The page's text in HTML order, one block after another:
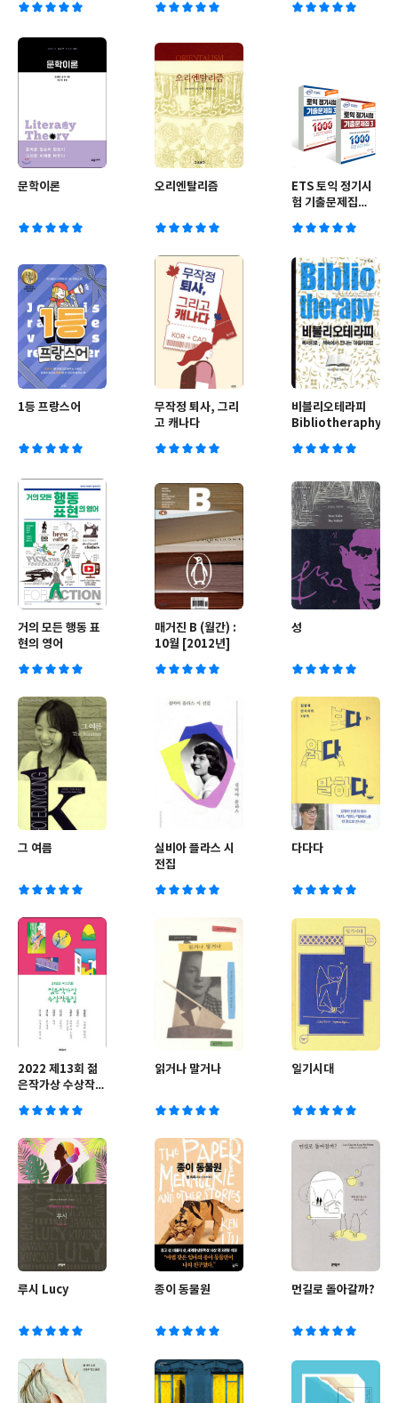
랭
문학이론 오리엔탈리즘
ETS 토익 정기시
험 기출문제집
READING 리딩
스닝
1등 프랑스어
무작정 퇴사, 그리
고 캐나다
비블리오테라피
Bibliotheraphy
거의 모든 행동 표
현의 영어
매거진 B (월간) :
10월 [2012년]
성
그 여름
실비아 플라스 시
전집
다다다
2022 제13회 젊
은작가상 수상작품
읽거나 말거나 일기시대
루시 Lucy 종이 동물원 먼길로 돌아갈까?